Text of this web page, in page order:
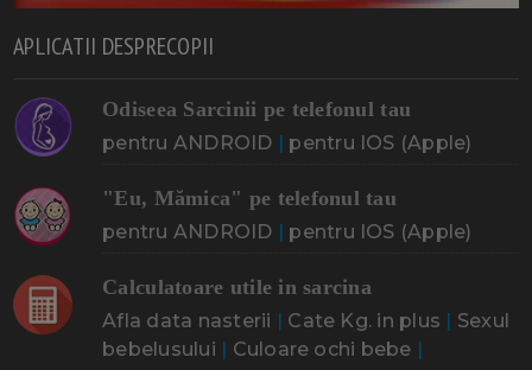
APLICATII DESPRECOPII
Odiseea Sarcinii pe telefonul tau
pentru ANDROID | pentru IOS (Apple)
"Eu, Mămica" pe telefonul tau
pentru ANDROID | pentru IOS (Apple)
Calculatoare utile in sarcina
Afla data nasterii | Cate Kg. in plus | Sexul
bebelusului | Culoare ochi bebe |